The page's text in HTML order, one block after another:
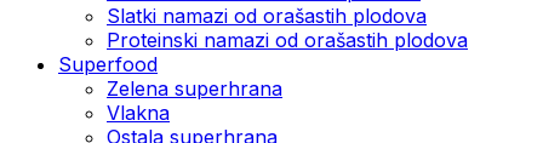
Slatki namazi od orašastih plodova
Proteinski namazi od orašastih plodova
Superfood
Zelena superhrana
Vlakna
Ostala superhrana